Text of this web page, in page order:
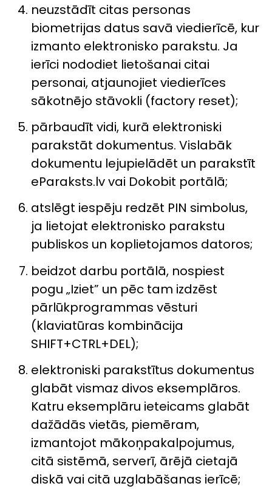
neuzstādīt citas personas
biometrijas datus savā viedierīcē, kur
izmanto elektronisko parakstu. Ja
ierīci nododiet lietošanai citai
personai, atjaunojiet viedierīces
sākotnējo stāvokli (factory reset);
pārbaudīt vidi, kurā elektroniski
parakstāt dokumentus. Vislabāk
dokumentu lejupielādēt un parakstīt
eParaksts.lv vai Dokobit portālā;
atslēgt iespēju redzēt PIN simbolus,
ja lietojat elektronisko parakstu
publiskos un koplietojamos datoros;
beidzot darbu portālā, nospiest
pogu „Iziet” un pēc tam izdzēst
pārlūkprogrammas vēsturi
(klaviatūras kombinācija
SHIFT+CTRL+DEL);
elektroniski parakstītus dokumentus
glabāt vismaz divos eksemplāros.
Katru eksemplāru ieteicams glabāt
dažādās vietās, piemēram,
izmantojot mākoņpakalpojumus,
citā sistēmā, serverī, ārējā cietajā
diskā vai citā uzglabāšanas ierīcē;